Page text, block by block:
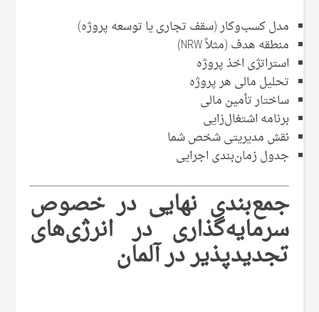
مدل کسب‌وکار (سقف تجاری یا توسعه پروژه)
منطقه هدف (مثلاً NRW)
استراتژی اخذ پروژه
تحلیل مالی هر پروژه
ساختار تأمین مالی
برنامه اشتغال‌زایی
نقش مدیریتی شخص شما
جدول زمان‌بندی اجرایی
جمع‌بندی نهایی در خصوص
سرمایه‌گذاری در انرژی‌های
تجدیدپذیر در آلمان